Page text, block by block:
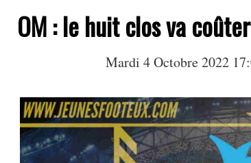
OM : le huit clos va
Mardi 4 Octobre 2022